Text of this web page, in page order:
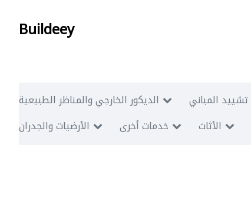
Buildeey
الديكور الخارجي والمناظر الطبيعية تشييد المباني
الأرضيات والجدران
خدمات أخرى الأثاث